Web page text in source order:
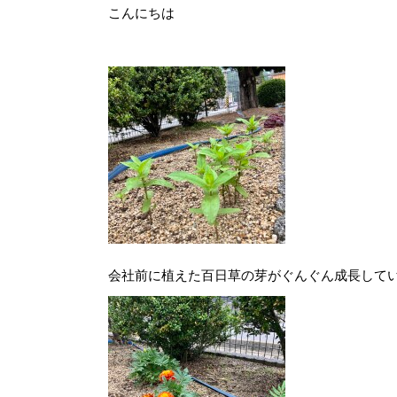
こんにちは
会社前に植えた百日草の芽がぐんぐん成長して